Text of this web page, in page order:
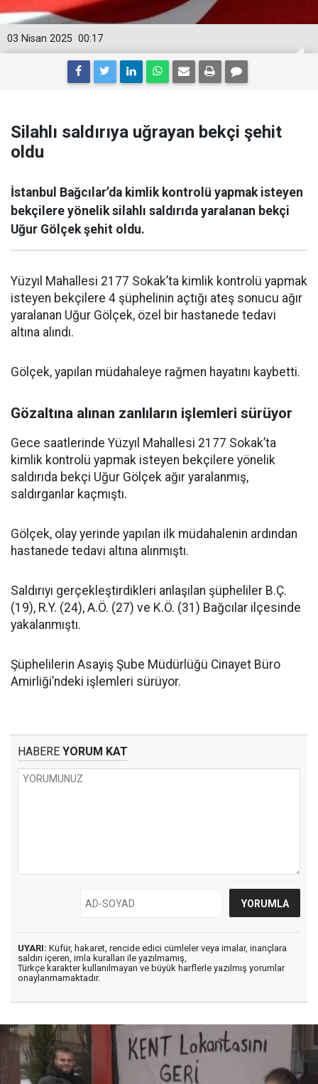
00:17
03 Nisan 2025
Silahlı saldırıya uğrayan bekçi şehit
oldu
İstanbul Bağcılar’da kimlik kontrolü yapmak isteyen
bekçilere yönelik silahlı saldırıda yaralanan bekçi
Uğur Gölçek şehit oldu.
Yüzyıl Mahallesi 2177 Sokak’ta kimlik kontrolü yapmak
isteyen bekçilere 4 şüphelinin açtığı ateş sonucu ağır
yaralanan Uğur Gölçek, özel bir hastanede tedavi
altına alındı.
Gölçek, yapılan müdahaleye rağmen hayatını kaybetti.
Gözaltına alınan zanlıların işlemleri sürüyor
Gece saatlerinde Yüzyıl Mahallesi 2177 Sokak’ta
kimlik kontrolü yapmak isteyen bekçilere yönelik
saldırıda bekçi Uğur Gölçek ağır yaralanmış,
saldırganlar kaçmıştı.
Gölçek, olay yerinde yapılan ilk müdahalenin ardından
hastanede tedavi altına alınmıştı.
Saldırıyı gerçekleştirdikleri anlaşılan şüpheliler B.Ç.
(19), R.Y. (24), A.Ö. (27) ve K.Ö. (31) Bağcılar ilçesinde
yakalanmıştı.
Şüphelilerin Asayiş Şube Müdürlüğü Cinayet Büro
Amirliği’ndeki işlemleri sürüyor.
HABERE YORUM KAT
UYARI: Küfür, hakaret, rencide edici cümleler veya imalar, inançlara
saldırı içeren, imla kuralları ile yazılmamış,
Türkçe karakter kullanılmayan ve büyük harflerle yazılmış yorumlar
onaylanmamaktadır.